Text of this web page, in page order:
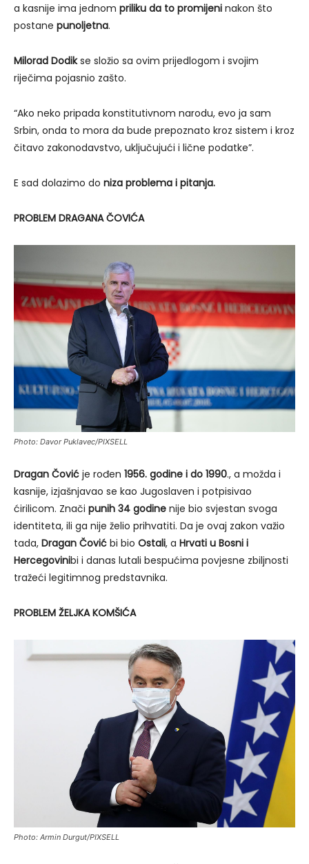
a kasnije ima jednom priliku da to promijeni nakon što
postane punoljetna.
Milorad Dodikse složio sa ovim prijedlogom i svojim
riječima pojasnio zašto.
“Ako neko pripada konstitutivnom narodu, evo ja sam
Srbin, onda to mora da bude prepoznato kroz sistem i kroz
čitavo zakonodavstvo, uključujući i lične podatke”.
E sad dolazimo do niza problema i pitanja.
PROBLEM DRAGANA ČOVIĆA
Photo: Davor Puklavec/PIXSELL
Dragan Čović je rođen 1956. godine i do 1990., a možda i
kasnije, izjašnjavao se kao Jugoslaven i potpisivao
ćirilicom. Znači punih 34 godine nije bio svjestan svoga
identiteta, ili ga nije želio prihvatiti. Da je ovaj zakon važio
tada, Dragan Čović bi bio Ostali, a Hrvati u Bosni i
Hercegovinibi i danas lutali bespućima povjesne zbiljnosti
tražeći legitimnog predstavnika.
PROBLEM ŽELJKA KOMŠIĆA
Photo: Armin Durgut/PIXSELL